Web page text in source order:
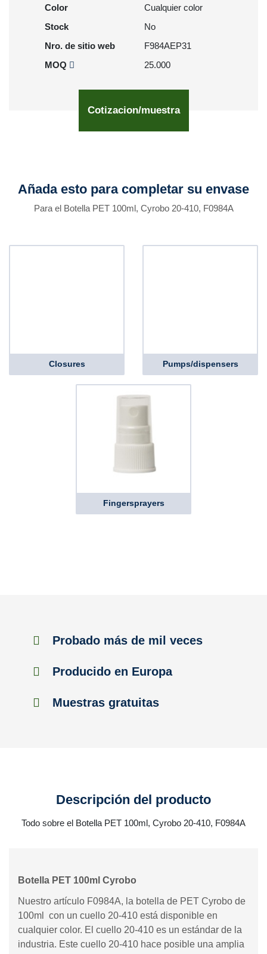
Color
Cualquier color
Stock
No
Nro. de sitio web
F984AEP31
MOQ
25.000
Cotizacion/muestra
Añada esto para completar su envase
Para el Botella PET 100ml, Cyrobo 20-410, F0984A
Closures Pumps/dispensers
Fingersprayers
Probado más de mil veces
Producido en Europa
Muestras gratuitas
Descripción del producto
Todo sobre el Botella PET 100ml, Cyrobo 20-410, F0984A
Botella PET 100ml Cyrobo
Nuestro artículo F0984A, la botella de PET Cyrobo de
100ml con un cuello 20-410 está disponible en
cualquier color. El cuello 20-410 es un estándar de la
industria. Este cuello 20-410 hace posible una amplia